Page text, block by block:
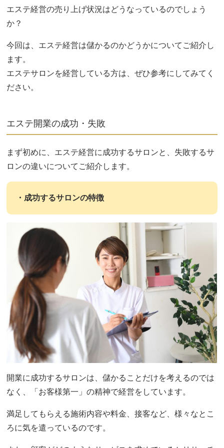
エステ経営の売り上げ状況はどうなっているのでしょう
か？
今回は、エステ経営は儲かるのかどうかについてご紹介し
ます。
エステサロンを経営している方は、ぜひ参考にしてみてく
ださい。
エステ開業の成功・失敗
まず初めに、エステ経営に成功するサロンと、失敗するサ
ロンの違いについてご紹介します。
・成功するサロンの特徴
開業に成功するサロンは、儲かることだけを考えるのでは
なく、「お客様第一」の精神で経営をしています。
満足してもらえる施術内容や料金、接客など、様々なとこ
ろに気を遣っているのです。